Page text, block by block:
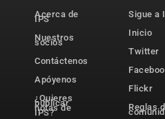
Acerca de
IPS
Nuestros
socios
Contáctenos
Apóyenos
¿Quieres
publicar
notas de
IPS?
Sigue a
Inicio
Twitter
Flickr
Reglas